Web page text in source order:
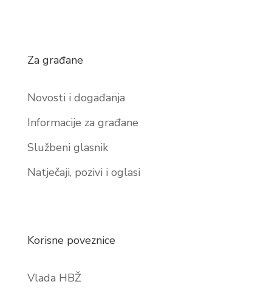
Za građane
Novosti i događanja
Informacije za građane
Službeni glasnik
Natječaji, pozivi i oglasi
Korisne poveznice
Vlada HBŽ